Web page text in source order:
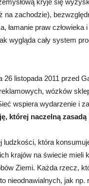
kryje się
na zachodzie),
łamanie praw
wygląda cały system
26 listopada 2011 przed
wózków
wspiera wydarzenie i
której naczelną
ludzkości, która
krajów na świecie mieli
Ziemi. Każda rzecz,
nieodnawialnych, jak